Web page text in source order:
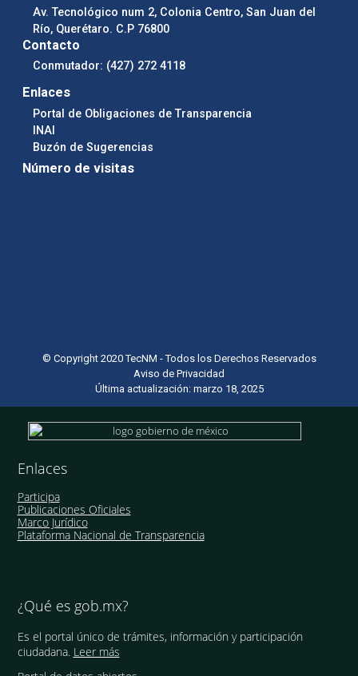
Av. Tecnológico num 2, Colonia Centro, San Juan del
Río, Querétaro. C.P 76800
Contacto
Conmutador: (427) 272 4118
Enlaces
Portal de Obligaciones de Transparencia
INAI
Buzón de Sugerencias
Número de visitas
© Copyright 2020 TecNM - Todos los Derechos Reservados
Aviso de Privacidad
Última actualización: marzo 18, 2025
Enlaces
Participa
Publicaciones Oficiales
Marco Jurídico
Plataforma Nacional de Transparencia
¿Qué es gob.mx?
Es el portal único de trámites, información y participación
ciudadana. Leer más